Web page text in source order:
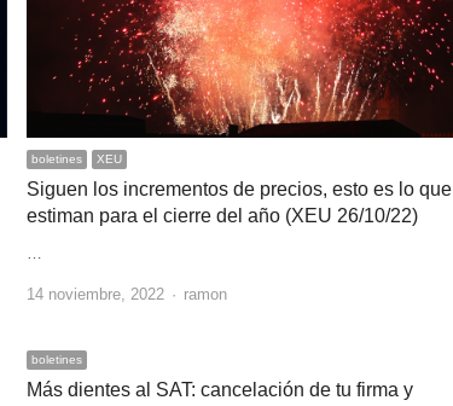
boletines XEU
Siguen los incrementos de precios, esto es lo que
estiman para el cierre del año (XEU 26/10/22)
…
14 noviembre, 2022 Author
ramon
boletines
Más dientes al SAT: cancelación de tu firma y